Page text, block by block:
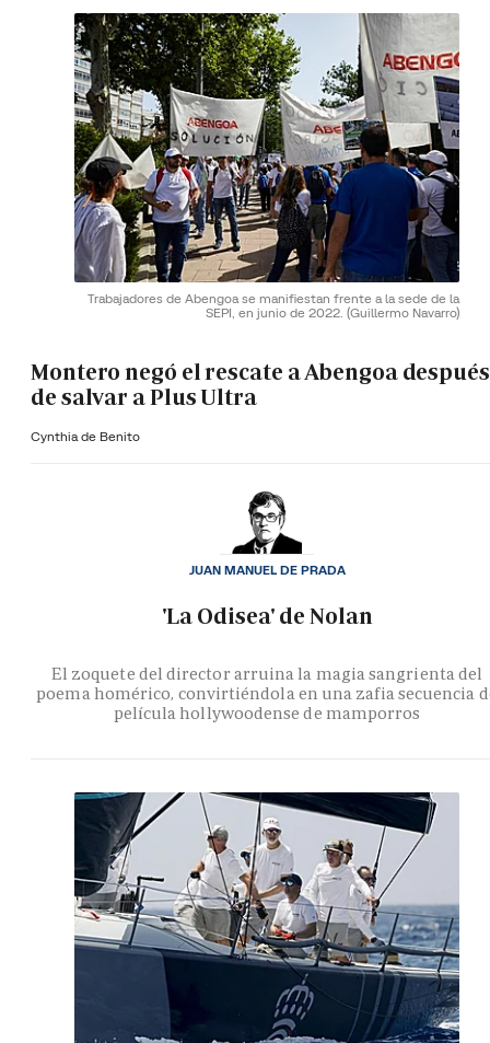
Trabajadores de Abengoa se manifiestan frente a la sede de la
SEPI, en junio de 2022. (Guillermo Navarro)
Montero negó el rescate a Abengoa después
de salvar a Plus Ultra
Cynthia de Benito
'La Odisea' de Nolan
El zoquete del director arruina la magia sangrienta del
poema homérico, convirtiéndola en una zafia secuencia
película hollywoodense de mamporros
JUAN MANUEL DE PRADA